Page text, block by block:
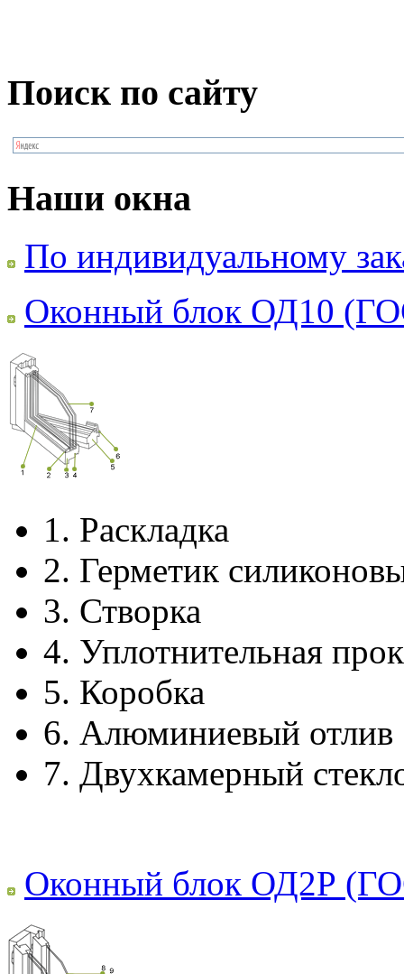
Поиск по сайту
Наши окна
По индивидуальному
Оконный блок ОД10
1. Раскладка
2. Герметик
3. Створка
4. Уплотнительная
5. Коробка
6. Алюминиевый отлив
7. Двухкамерный
Оконный блок ОД2Р